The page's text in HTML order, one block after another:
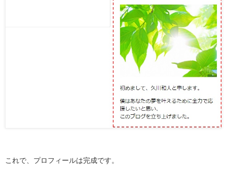
これで、プロフィールは完成です。